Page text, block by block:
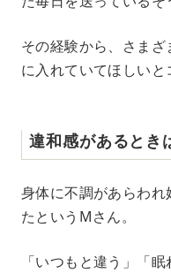
その経験から、さま
に入れていてほしいと
違和感があるとき
身体に不調があらわ
たというMさん。
「いつもと違う」「